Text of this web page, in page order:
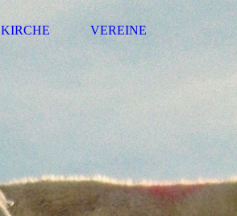
KIRCHE VEREINE